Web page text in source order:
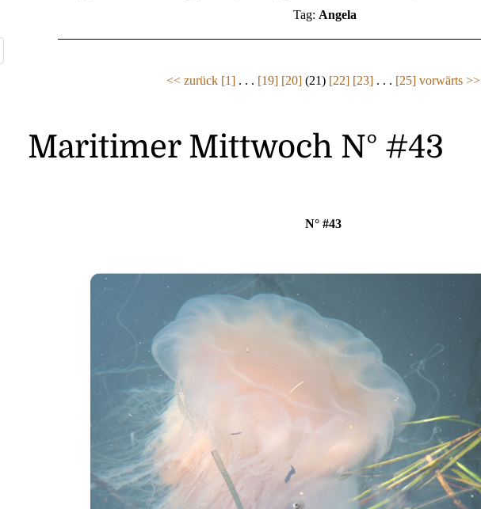
Tag: Angela
<< zurück [1] . . . [19] [20] (21) [22] [23] . . . [25] vorwärts >>
Maritimer Mittwoch N° #43
N° #43